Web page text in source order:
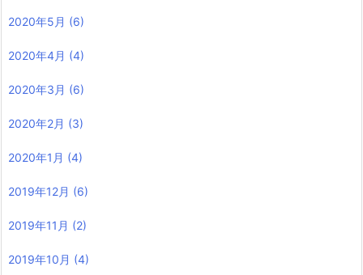
2020年5月 (6)
2020年4月 (4)
2020年3月 (6)
2020年2月 (3)
2020年1月 (4)
2019年12月 (6)
2019年11月 (2)
2019年10月 (4)